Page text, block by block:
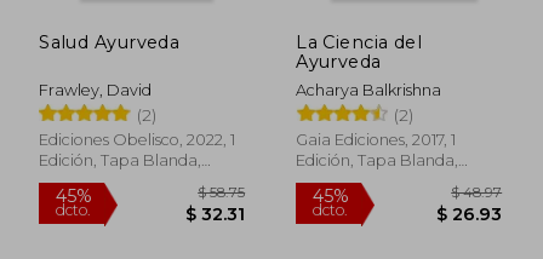
45%
dcto.
Salud Ayurveda
Frawley, David
(2)
Ediciones Obelisco, 2022, 1
Edición, Tapa Blanda,
Nuevo
La Ciencia del
Ayurveda
Acharya Balkrishna
(2)
Gaia Ediciones, 2017, 1
Edición, Tapa Blanda,
Nuevo